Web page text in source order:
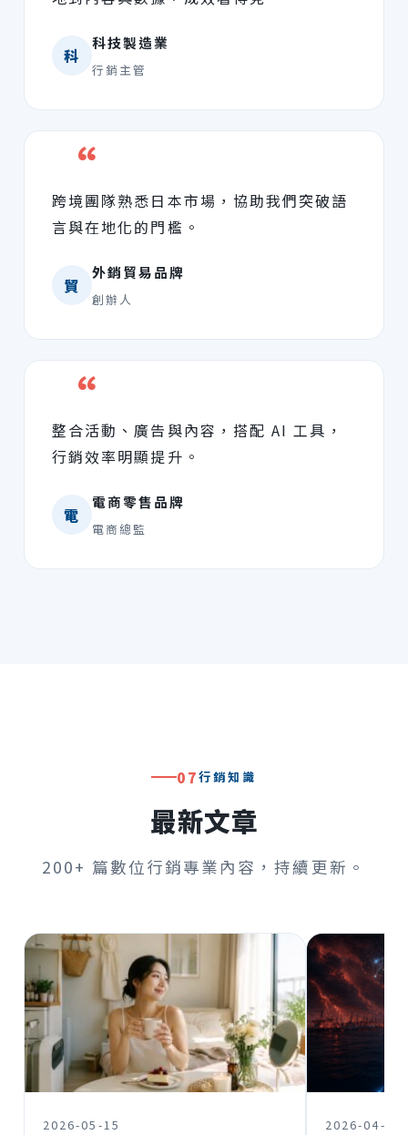
科
科技製造業
行銷主管
“
跨境團隊熟悉日本市場，協助我們突破語
言與在地化的門檻。
貿
外銷貿易品牌
創辦人
“
整合活動、廣告與內容，搭配 AI 工具，
行銷效率明顯提升。
電
電商零售品牌
電商總監
07行銷知識
最新文章
200+ 篇數位行銷專業內容，持續更新。
2026-05-15 2026-04-30